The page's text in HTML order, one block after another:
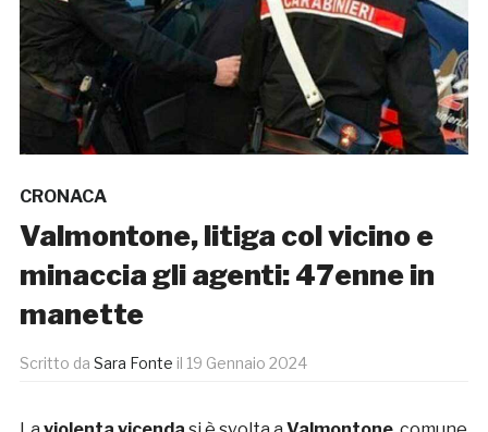
CRONACA
Valmontone, litiga col vicino e
minaccia gli agenti: 47enne in
manette
Scritto da Sara Fonte il 19 Gennaio 2024